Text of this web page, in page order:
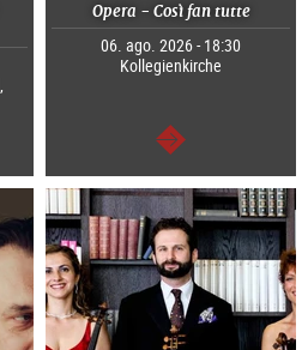
Opera - Così fan tutte
06. ago. 2026 - 18:30
Kollegienkirche
segue